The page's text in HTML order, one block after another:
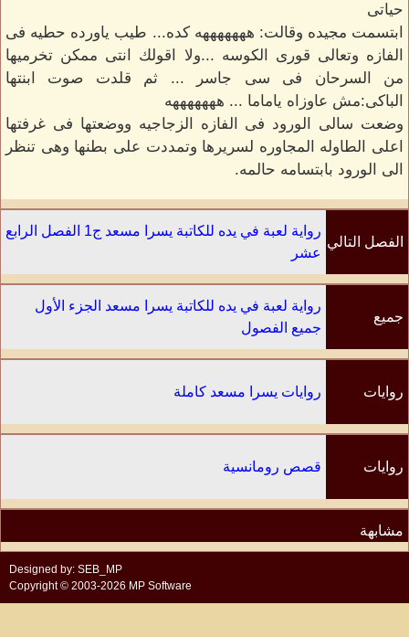
حياتى
ابتسمت مجيده وقالت: هههههههه كده... طيب ياورده حطيه فى
الفازه وتعالى قورى الكوسه ...ولا اقولك انتى ممكن تخرميها
من السرحان فى سى جاسر ... ثم قلدت صوت ابنتها
الباكى:مش عاوزاه ياماما ... هههههههه
وضعت سالى الورود فى الفازه الزجاجيه ووضعتها فى غرفتها
اعلى الطاوله المجاوره لسريرها وتمددت على بطنها وهى تنظر
الى الورود بابتسامه حالمه.
الفصل التالي
رواية لعبة في يده للكاتبة يسرا مسعد ج1 الفصل الرابع
عشر
جميع
رواية لعبة في يده للكاتبة يسرا مسعد الجزء الأول
جميع الفصول
روايات روايات يسرا مسعد كاملة
روايات
مشابهة
قصص رومانسية
Designed by: SEB_MP
Copyright © 2003-2026 MP Software